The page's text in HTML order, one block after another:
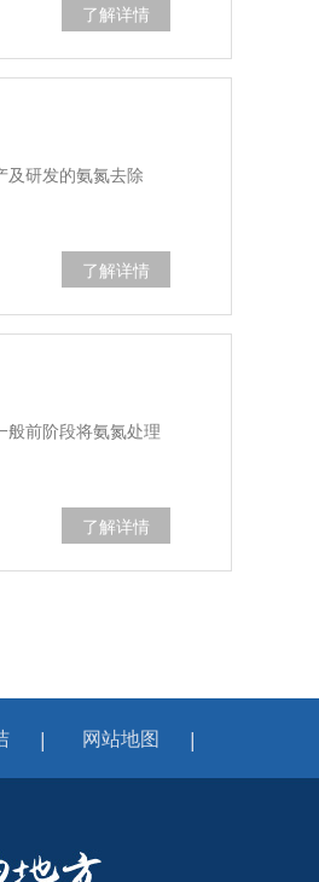
了解详情
及研发的氨氮去除
了解详情
般前阶段将氨氮处理
了解详情
网站地图